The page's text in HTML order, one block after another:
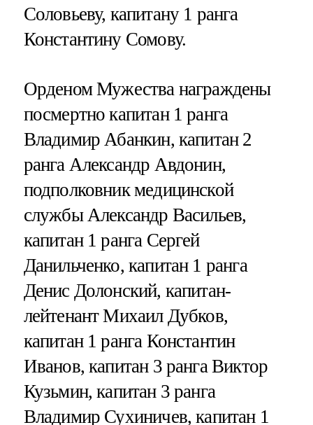
Соловьеву, капитану 1 ранга
Константину Сомову.
Орденом Мужества награждены
посмертно капитан 1 ранга
Владимир Абанкин, капитан 2
ранга Александр Авдонин,
подполковник медицинской
службы Александр Васильев,
капитан 1 ранга Сергей
Данильченко, капитан 1 ранга
Денис Долонский, капитан-
лейтенант Михаил Дубков,
капитан 1 ранга Константин
Иванов, капитан 3 ранга Виктор
Кузьмин, капитан 3 ранга
Владимир Сухиничев, капитан 1